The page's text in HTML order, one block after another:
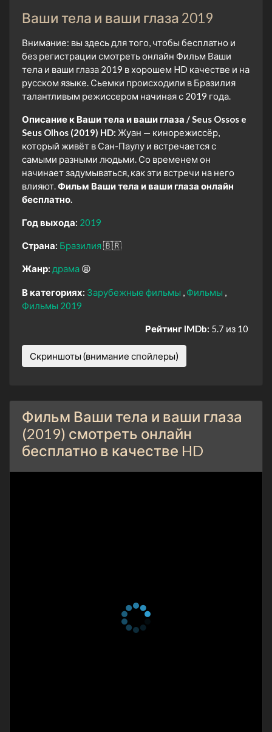
Ваши тела и ваши глаза 2019
Внимание: вы здесь для того, чтобы бесплатно и
без регистрации смотреть онлайн Фильм Ваши
тела и ваши глаза 2019 в хорошем HD качестве и на
русском языке. Сьемки происходили в Бразилия
талантливым режиссером начиная с 2019 года.
Описание к Ваши тела и ваши глаза / Seus Ossos e
Seus Olhos (2019) HD: Жуан — кинорежиссёр,
который живёт в Сан-Паулу и встречается с
самыми разными людьми. Со временем он
начинает задумываться, как эти встречи на него
влияют.Фильм Ваши тела и ваши глаза онлайн
бесплатно.
Год выхода: 2019
Страна: Бразилия🇧🇷
Жанр: драма 😫
В категориях: Зарубежные фильмы
Фильмы
Фильмы 2019
Рейтинг IMDb: 5.7 из 10
Скриншоты (внимание спойлеры)
Фильм Ваши тела и ваши глаза
(2019) смотреть онлайн
бесплатно в качестве HD